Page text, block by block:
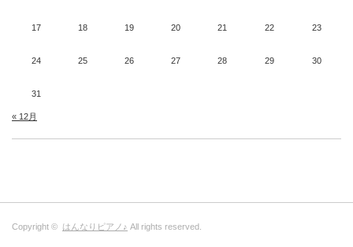
17 18 19 20 21 22 23
24 25 26 27 28 29 30
31
« 12月
Copyright © はんなりピアノ♪ All rights reserved.